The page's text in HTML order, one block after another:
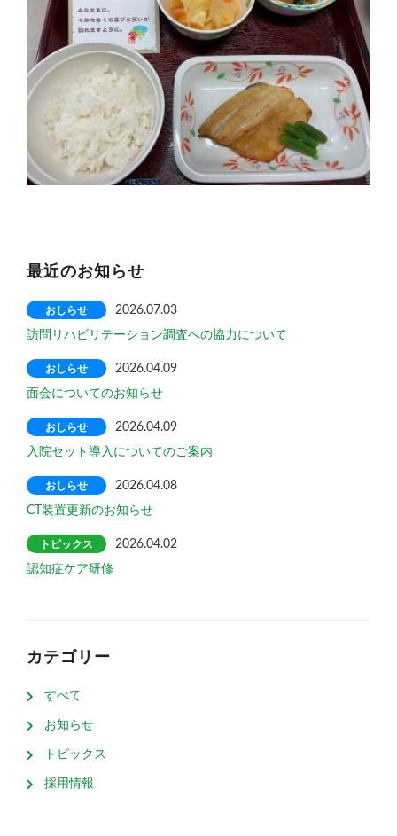
最近のお知らせ
おしらせ
2026.07.03
訪問リハビリテーション調査への協力について
おしらせ
2026.04.09
面会についてのお知らせ
おしらせ
2026.04.09
入院セット導入についてのご案内
おしらせ
2026.04.08
CT装置更新のお知らせ
トピックス
2026.04.02
認知症ケア研修
カテゴリー
すべて
お知らせ
トピックス
採用情報